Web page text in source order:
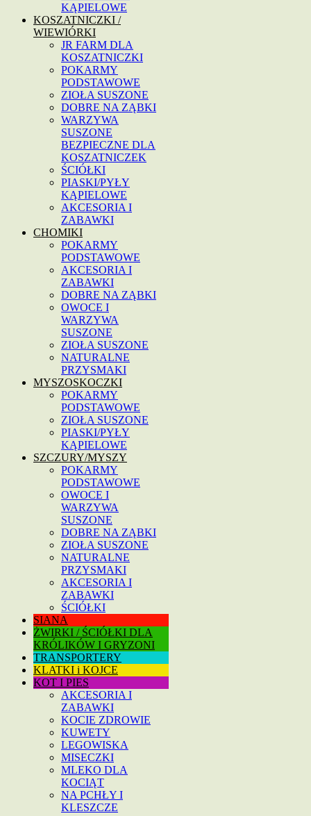
KĄPIELOWE
KOSZATNICZKI /
WIEWIÓRKI
JR FARM DLA
KOSZATNICZKI
POKARMY
PODSTAWOWE
ZIOŁA SUSZONE
DOBRE NA ZĄBKI
WARZYWA
SUSZONE
BEZPIECZNE DLA
KOSZATNICZEK
ŚCIÓŁKI
PIASKI/PYŁY
KĄPIELOWE
AKCESORIA I
ZABAWKI
CHOMIKI
POKARMY
PODSTAWOWE
AKCESORIA I
ZABAWKI
DOBRE NA ZĄBKI
OWOCE I
WARZYWA
SUSZONE
ZIOŁA SUSZONE
NATURALNE
PRZYSMAKI
MYSZOSKOCZKI
POKARMY
PODSTAWOWE
ZIOŁA SUSZONE
PIASKI/PYŁY
KĄPIELOWE
SZCZURY/MYSZY
POKARMY
PODSTAWOWE
OWOCE I
WARZYWA
SUSZONE
DOBRE NA ZĄBKI
ZIOŁA SUSZONE
NATURALNE
PRZYSMAKI
AKCESORIA I
ZABAWKI
ŚCIÓŁKI
SIANA
ŻWIRKI / ŚCIÓŁKI DLA
KRÓLIKÓW I GRYZONI
TRANSPORTERY
KLATKI i KOJCE
KOT I PIES
AKCESORIA I
ZABAWKI
KOCIE ZDROWIE
KUWETY
LEGOWISKA
MISECZKI
MLEKO DLA
KOCIĄT
NA PCHŁY I
KLESZCZE